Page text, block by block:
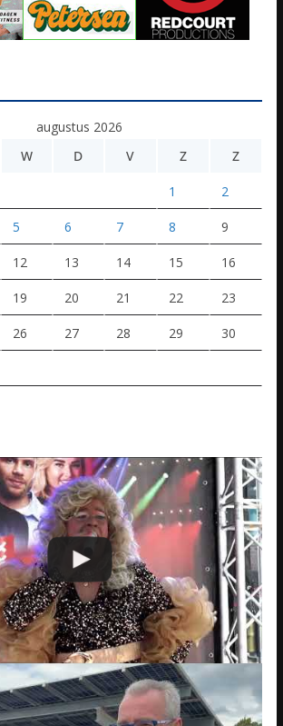
augustus 2026
W D V Z Z
1 2
5 6 7 8 9
12 13 14 15 16
19 20 21 22 23
26 27 28 29 30